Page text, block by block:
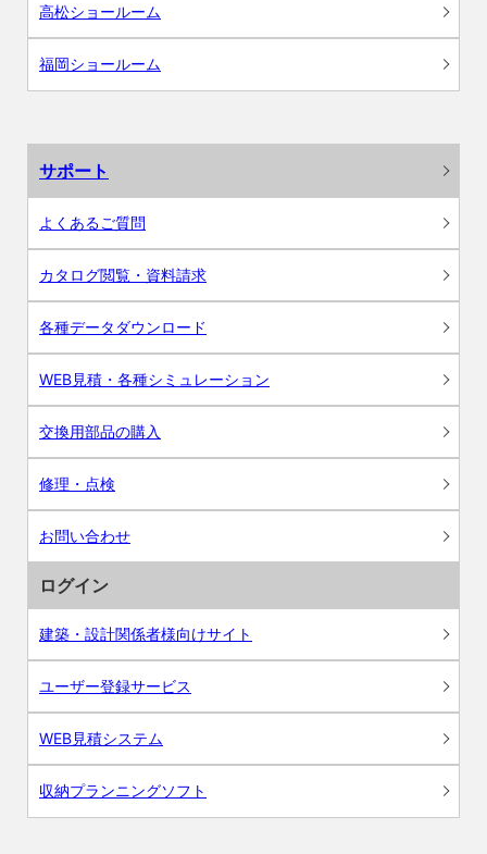
高松ショールーム
福岡ショールーム
サポート
よくあるご質問
カタログ閲覧・資料請求
各種データダウンロード
WEB見積・各種シミュレーション
交換用部品の購入
修理・点検
お問い合わせ
ログイン
建築・設計関係者様向けサイト
ユーザー登録サービス
WEB見積システム
収納プランニングソフト